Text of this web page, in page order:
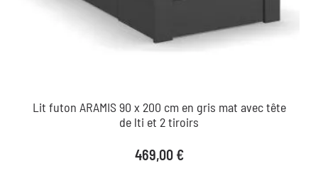
Lit futon ARAMIS 90 x 200 cm en gris mat avec tête
de lti et 2 tiroirs
Prix
469,00 €